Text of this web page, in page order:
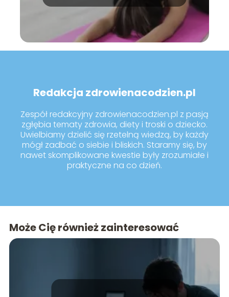
Redakcja zdrowienacodzien.pl
Zespół redakcyjny zdrowienacodzien.pl z pasją
zgłębia tematy zdrowia, diety i troski o dziecko.
Uwielbiamy dzielić się rzetelną wiedzą, by każdy
mógł zadbać o siebie i bliskich. Staramy się, by
nawet skomplikowane kwestie były zrozumiałe i
praktyczne na co dzień.
Może Cię również zainteresować